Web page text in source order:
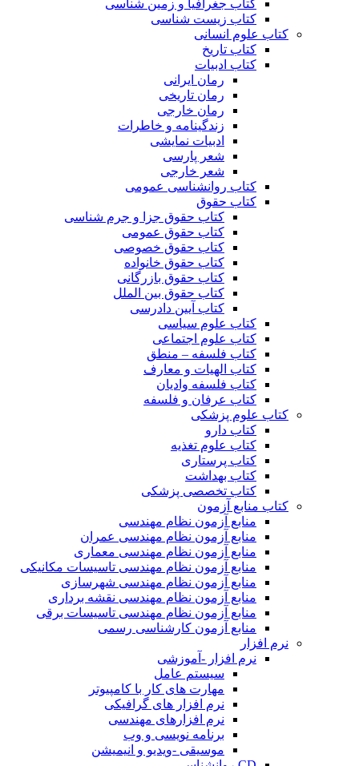
کتاب جغرافیا و زمین شناسی
کتاب زیست شناسی
کتاب علوم انسانی
کتاب تاریخ
کتاب ادبیات
رمان ایرانی
رمان تاریخی
رمان خارجی
زندگینامه و خاطرات
ادبیات نمایشی
شعر پارسی
شعر خارجی
کتاب روانشناسی عمومی
کتاب حقوق
کتاب حقوق جزا و جرم شناسی
کتاب حقوق عمومی
کتاب حقوق خصوصی
کتاب حقوق خانواده
کتاب حقوق بازرگانی
کتاب حقوق بین الملل
کتاب آیین دادرسی
کتاب علوم سیاسی
کتاب علوم اجتماعی
کتاب فلسفه – منطق
کتاب الهیات و معارف
کتاب فلسفه وادیان
کتاب عرفان و فلسفه
کتاب علوم پزشکی
کتاب دارو
کتاب علوم تغذیه
کتاب پرستاری
کتاب بهداشت
کتاب تخصصی پزشکی
کتاب منابع آزمون
منابع آزمون نظام مهندسی
منابع آزمون نظام مهندسی عمران
منابع آزمون نظام مهندسی معماری
منابع آزمون نظام مهندسی تاسیسات مکانیکی
منابع آزمون نظام مهندسی شهرسازی
منابع آزمون نظام مهندسی نقشه برداری
منابع آزمون نظام مهندسی تاسیسات برقی
منابع آزمون کارشناسی رسمی
نرم افزار
نرم افزار -آموزشی
سیستم عامل
مهارت های کار با کامپیوتر
نرم افزار های گرافیکی
نرم افزارهای مهندسی
برنامه نویسی و وب
موسیقی -ویدیو و انیمیشن